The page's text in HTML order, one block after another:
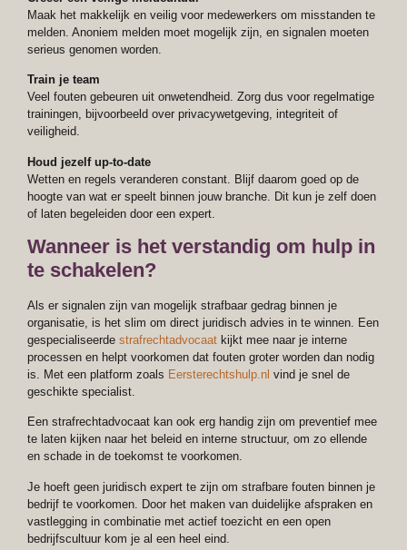
Maak het makkelijk en veilig voor medewerkers om misstanden te
melden. Anoniem melden moet mogelijk zijn, en signalen moeten
serieus genomen worden.
Train je team
Veel fouten gebeuren uit onwetendheid. Zorg dus voor regelmatige
trainingen, bijvoorbeeld over privacywetgeving, integriteit of
veiligheid.
Houd jezelf up-to-date
Wetten en regels veranderen constant. Blijf daarom goed op de
hoogte van wat er speelt binnen jouw branche. Dit kun je zelf doen
of laten begeleiden door een expert.
Wanneer is het verstandig om hulp in
te schakelen?
Als er signalen zijn van mogelijk strafbaar gedrag binnen je
organisatie, is het slim om direct juridisch advies in te winnen. Een
gespecialiseerde strafrechtadvocaat kijkt mee naar je interne
processen en helpt voorkomen dat fouten groter worden dan nodig
is. Met een platform zoals Eersterechtshulp.nl vind je snel de
geschikte specialist.
Een strafrechtadvocaat kan ook erg handig zijn om preventief mee
te laten kijken naar het beleid en interne structuur, om zo ellende
en schade in de toekomst te voorkomen.
Je hoeft geen juridisch expert te zijn om strafbare fouten binnen je
bedrijf te voorkomen. Door het maken van duidelijke afspraken en
vastlegging in combinatie met actief toezicht en een open
bedrijfscultuur kom je al een heel eind.